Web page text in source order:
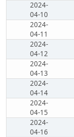
2024-
04-10
2024-
04-11
2024-
04-12
2024-
04-13
2024-
04-14
2024-
04-15
2024-
04-16